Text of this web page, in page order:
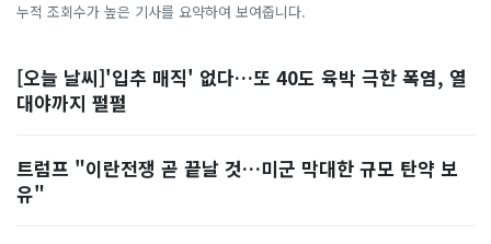
누적 조회수가 높은 기사를 요약하여 보여줍니다.
[오늘 날씨]'입추 매직' 없다…또 40도 육박 극한 폭염, 열
대야까지 펄펄
트럼프 "이란전쟁 곧 끝날 것…미군 막대한 규모 탄약 보
유"